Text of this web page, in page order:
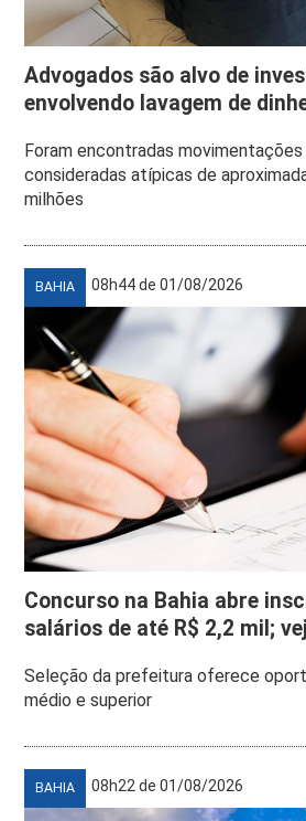
Advogados são alvo de
envolvendo lavagem de
Foram encontradas
consideradas atípicas de
milhões
BAHIA 08h44 de 01/08/2026
Concurso na Bahia abre
salários de até R$ 2,2 mil;
Seleção da prefeitura oferece
médio e superior
BAHIA 08h22 de 01/08/2026